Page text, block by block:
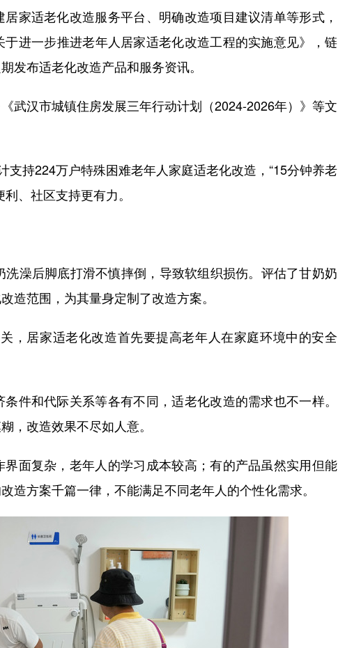
适老化改造服务平台、明确改造项目建议清单等形式，
进一步推进老年人居家适老化改造工程的实施意见》，链
发布适老化改造产品和服务资讯。
汉市城镇住房发展三年行动计划（2024-2026年）》等文
持224万户特殊困难老年人家庭适老化改造，“15分钟养老
、社区支持更有力。
后脚底打滑不慎摔倒，导致软组织损伤。评估了甘奶奶
造范围，为其量身定制了改造方案。
居家适老化改造首先要提高老年人在家庭环境中的安全
和代际关系等各有不同，适老化改造的需求也不一样。
，改造效果不尽如人意。
复杂，老年人的学习成本较高；有的产品虽然实用但能
造方案千篇一律，不能满足不同老年人的个性化需求。